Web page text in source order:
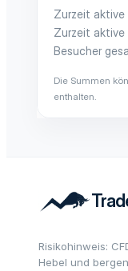
Zurzeit aktive
Zurzeit aktive
Besucher
Die Summen
enthalten.
Risikohinweis:
Hebel und